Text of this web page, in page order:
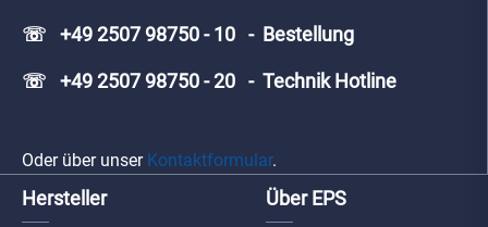
☏ +49 2507 98750 - 10 - Bestellung
☏ +49 2507 98750 - 20 - Technik Hotline
Oder über unser Kontaktformular.
Hersteller Über EPS